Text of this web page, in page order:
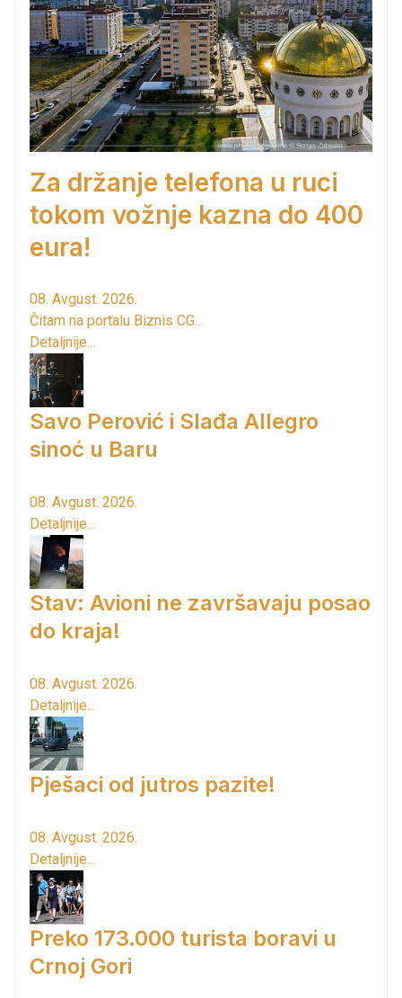
Za držanje telefona u ruci
tokom vožnje kazna do 400
eura!
08. Avgust. 2026.
Čitam na portalu Biznis CG...
Detaljnije...
Savo Perović i Slađa Allegro
sinoć u Baru
08. Avgust. 2026.
Detaljnije...
Stav: Avioni ne završavaju posao
do kraja!
08. Avgust. 2026.
Detaljnije...
Pješaci od jutros pazite!
08. Avgust. 2026.
Detaljnije...
Preko 173.000 turista boravi u
Crnoj Gori